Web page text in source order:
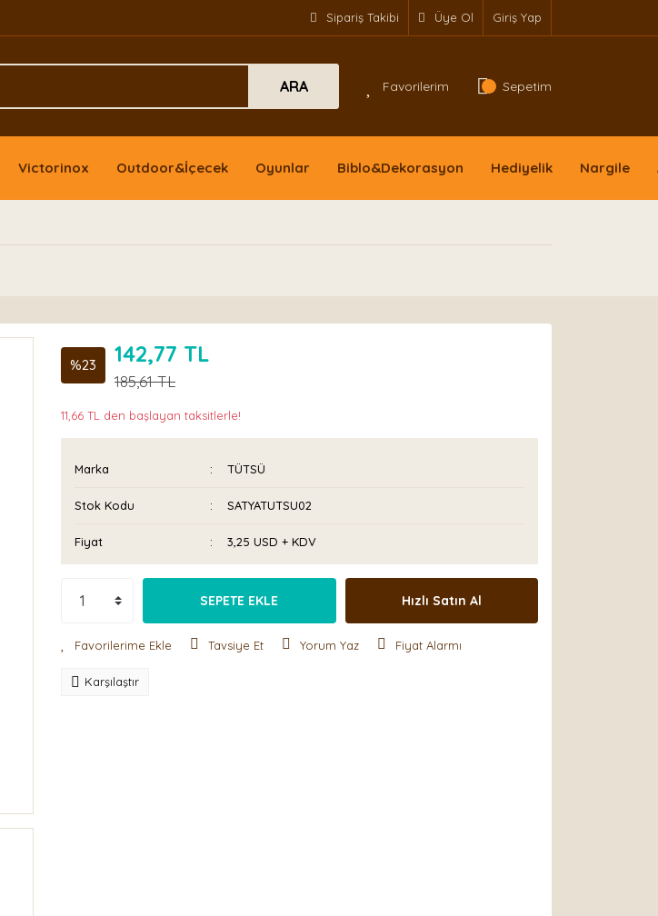
Sipariş Takibi Üye Ol Giriş Yap
ARA Favorilerim Sepetim
Victorinox Outdoor&İçecek Oyunlar Biblo&Dekorasyon Hediyelik Nargile
%23 142,77 TL
185,61 TL
11,66 TL den başlayan taksitlerle!
Marka TÜTSÜ
Stok Kodu SATYATUTSU02
Fiyat 3,25 USD + KDV
SEPETE EKLE Hızlı Satın Al
Tavsiye Et Yorum Yaz Fiyat Alarmı
Karşılaştır